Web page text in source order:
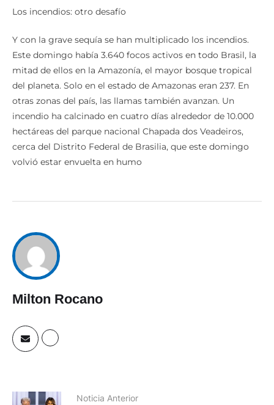
Los incendios: otro desafío
Y con la grave sequía se han multiplicado los incendios.
Este domingo había 3.640 focos activos en todo Brasil, la
mitad de ellos en la Amazonía, el mayor bosque tropical
del planeta. Solo en el estado de Amazonas eran 237. En
otras zonas del país, las llamas también avanzan. Un
incendio ha calcinado en cuatro días alrededor de 10.000
hectáreas del parque nacional Chapada dos Veadeiros,
cerca del Distrito Federal de Brasilia, que este domingo
volvió estar envuelta en humo
Milton Rocano
Noticia Anterior